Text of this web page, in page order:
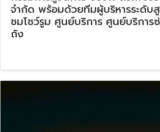
จำกัด พร้อมด้วยทีมผู้บริหารระดับสู
ชมโชว์รูม ศูนย์บริการ ศูนย์บริการ
ถัง